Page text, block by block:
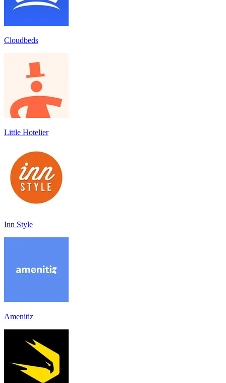
Cloudbeds
Little Hotelier
Inn Style
Amenitiz